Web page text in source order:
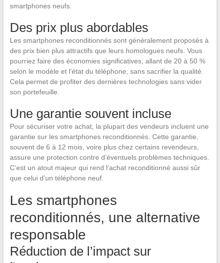
smartphones neufs.
Des prix plus abordables
Les smartphones reconditionnés sont généralement proposés à
des prix bien plus attractifs que leurs homologues neufs. Vous
pourriez faire des économies significatives, allant de 20 à 50 %
selon le modèle et l’état du téléphone, sans sacrifier la qualité.
Cela permet de profiter des dernières technologies sans vider
son portefeuille.
Une garantie souvent incluse
Pour sécuriser votre achat, la plupart des vendeurs incluent une
garantie sur les smartphones reconditionnés. Cette garantie,
souvent de 6 à 12 mois, voire plus chez certains revendeurs,
assure une protection contre d’éventuels problèmes techniques.
C’est un atout majeur qui rend l’achat reconditionné aussi sûr
que celui d’un téléphone neuf.
Les smartphones
reconditionnés, une alternative
responsable
Réduction de l’impact sur